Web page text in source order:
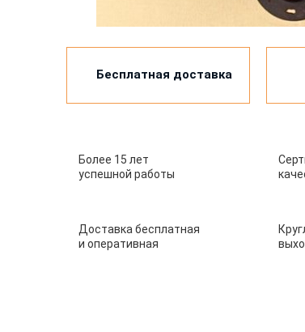
Бесплатная доставка
Более 15 лет
успешной работы
Доставка бесплатная
и оперативная